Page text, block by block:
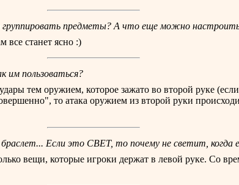
группировать предметы? А что еще можно
все станет ясно :)
им пользоваться?
тем оружием, которое зажато во второй руке
то атака оружием из второй руки
Если это СВЕТ, то почему не светит, когда
вещи, которые игроки держат в левой руке. Со